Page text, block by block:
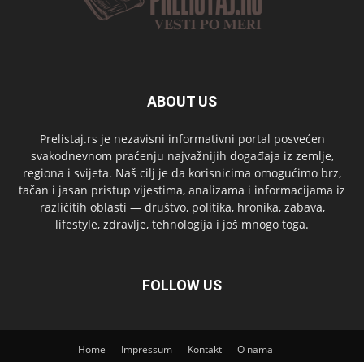
ABOUT US
Prelistaj.rs je nezavisni informativni portal posvećen
svakodnevnom praćenju najvažnijih događaja iz zemlje,
regiona i svijeta. Naš cilj je da korisnicima omogućimo brz,
tačan i jasan pristup vijestima, analizama i informacijama iz
različitih oblasti — društvo, politika, hronika, zabava,
lifestyle, zdravlje, tehnologija i još mnogo toga.
FOLLOW US
Home Impressum Kontakt
O nama